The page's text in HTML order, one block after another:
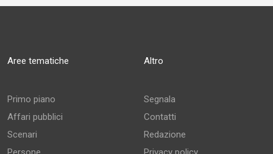
Aree tematiche
Primo piano
Affari pubblici
Scenari
Altro
Segnala
Contatti
Redazione